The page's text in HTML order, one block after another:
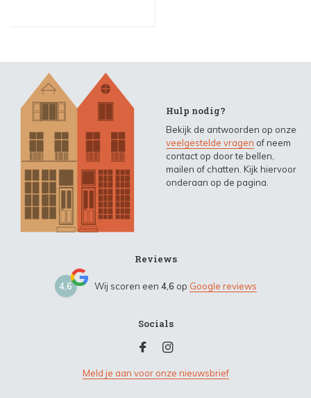
Hulp nodig?
Bekijk de antwoorden op onze
veelgestelde vragen of neem
contact op door te bellen,
mailen of chatten. Kijk hiervoor
onderaan op de pagina.
Reviews
4,6 Wij scoren een 4,6 op Google reviews
Socials
Meld je aan voor onze nieuwsbrief